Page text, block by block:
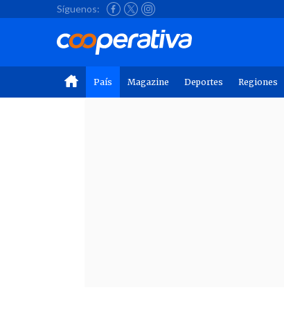
Síguenos:
País Magazine Deportes Regiones